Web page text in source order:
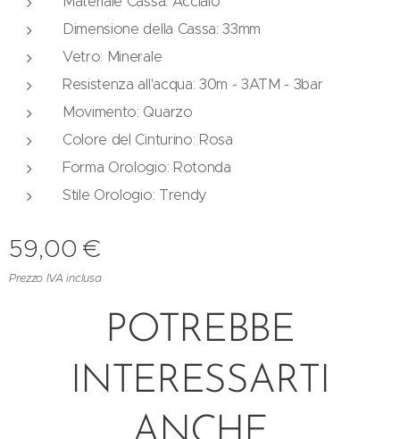
Dimensione della Cassa: 33mm
Vetro: Minerale
Resistenza all'acqua: 30m - 3ATM - 3bar
Movimento: Quarzo
Colore del Cinturino: Rosa
Forma Orologio: Rotonda
Stile Orologio: Trendy
59,00 €
Prezzo IVA inclusa
POTREBBE
INTERESSARTI